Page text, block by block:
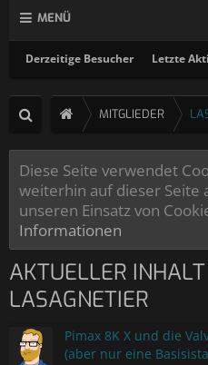
MENÜ
Derzeitige Besucher Letzte
MITGLIEDER
Diese Seite verwendet
weiterhin auf dieser Seite
unseren Einsatz von
Informationen
AKTUELLER
LASAGNETIER
Pimax 8K X und die
(aber nur eine